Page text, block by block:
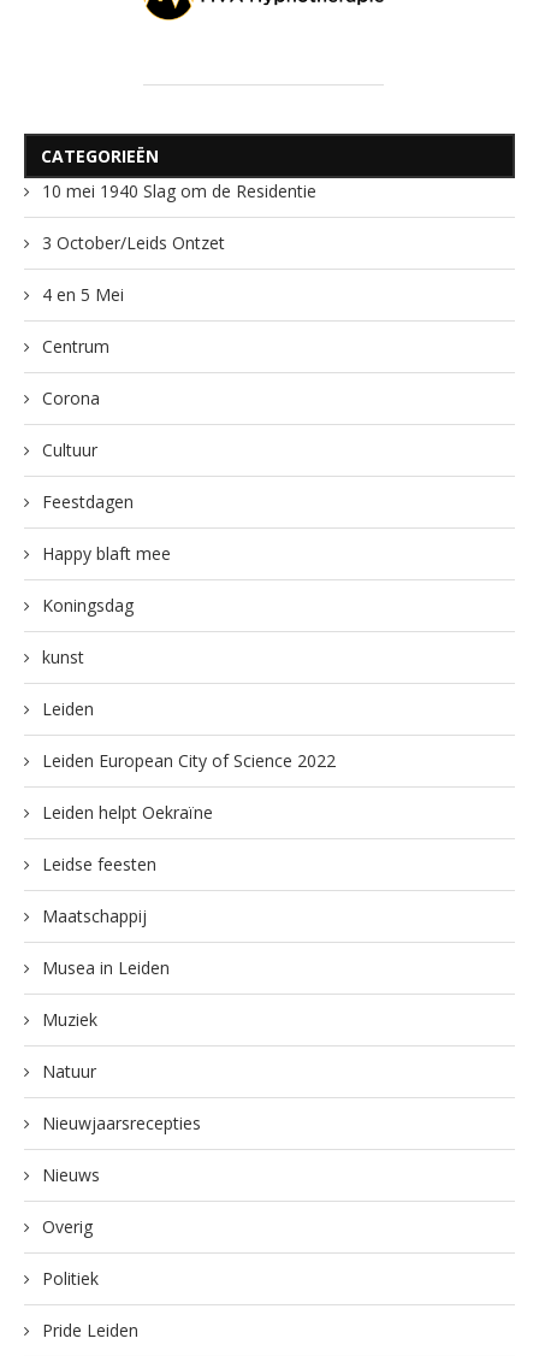
CATEGORIEËN
10 mei 1940 Slag om de Residentie
3 October/Leids Ontzet
4 en 5 Mei
Centrum
Corona
Cultuur
Feestdagen
Happy blaft mee
Koningsdag
kunst
Leiden
Leiden European City of Science 2022
Leiden helpt Oekraïne
Leidse feesten
Maatschappij
Musea in Leiden
Muziek
Natuur
Nieuwjaarsrecepties
Nieuws
Overig
Politiek
Pride Leiden